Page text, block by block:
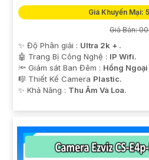
Giá Khuyến Mại:
Giá Bán:
✨ Độ Phân giải : Ultra 2k + .
🤖️ Trang Bị Công Nghệ : IP Wifi.
🔦 Giám sát Ban Đêm : Hồng
🎼️ Thiết Kế Camera Plastic.
️✨ Khả Năng : Thu Âm Và Loa.